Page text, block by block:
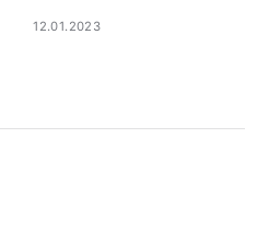
12.01.2023